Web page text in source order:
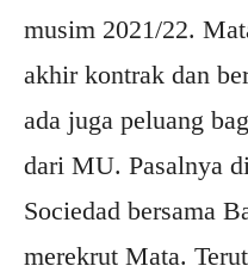
musim 2021/22.
akhir kontrak dan
ada juga peluang
dari MU. Pasalnya
Sociedad bersama
merekrut Mata.